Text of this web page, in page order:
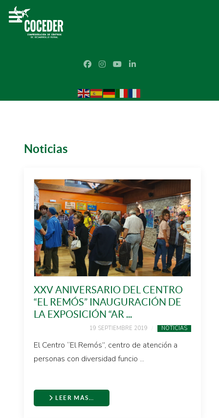
Noticias
XXV ANIVERSARIO DEL CENTRO
“EL REMÓS” INAUGURACIÓN DE
LA EXPOSICIÓN “AR ...
19 SEPTIEMBRE 2019 NOTICIAS
El Centro “El Remós”, centro de atención a
personas con diversidad funcio ...
LEER MÁS…